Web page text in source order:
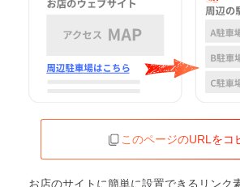
このページのURLをコ
お店のサイトに簡単に設置できるリンク